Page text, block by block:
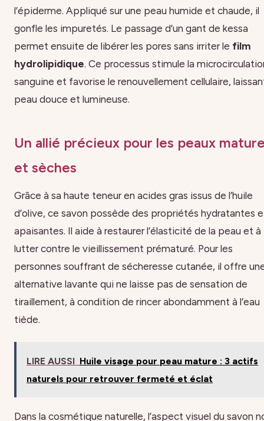
l’épiderme. Appliqué sur une peau humide et chaude, il
gonfle les impuretés. Le passage d’un gant de kessa
permet ensuite de libérer les pores sans irriter le film
hydrolipidique. Ce processus stimule la
sanguine et favorise le renouvellement cellulaire,
peau douce et lumineuse.
Un allié précieux pour les peaux
et sèches
Grâce à sa haute teneur en acides gras issus de l’huile
d’olive, ce savon possède des propriétés hydratantes
apaisantes. Il aide à restaurer l’élasticité de la peau et à
lutter contre le vieillissement prématuré. Pour les
personnes souffrant de sécheresse cutanée, il offre
alternative lavante qui ne laisse pas de sensation de
tiraillement, à condition de rincer abondamment à l’eau
tiède.
LIRE AUSSI Huile visage pour peau mature : 3 actifs
naturels pour retrouver fermeté et éclat
Dans la cosmétique naturelle, l’aspect visuel du savon